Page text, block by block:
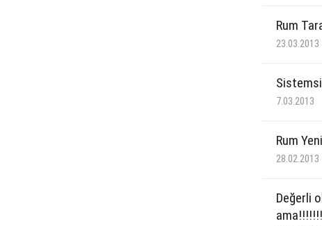
Rum
23.03.2013
7.03.2013
Rum
28.02.2013
Değerli